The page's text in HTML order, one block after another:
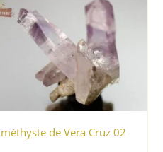
de Vera Cruz 02